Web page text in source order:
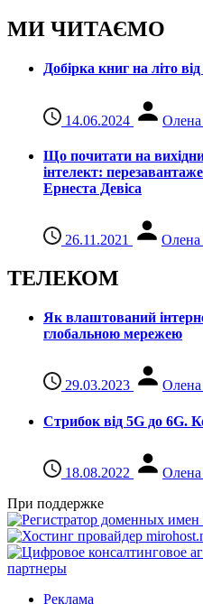
МИ ЧИТАЄМО
Добірка книг на літо
14.06.2024 Олена
Що почитати на
інтелект:
Ернеста Девіса
26.11.2021 Олена
ТЕЛЕКОМ
Як влаштований
глобальною мережею
29.03.2023 Олена
Стрибок від 5G до 6G.
18.08.2022
Олена
При поддержке
Реклама